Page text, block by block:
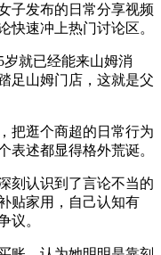
子发布的日常分享视频
快速冲上热门讨论区。
就已经能来山姆消
足山姆门店，这就是父
把逛个商超的日常行为
表述都显得格外荒诞。
刻认识到了言论不当的
贴家用，自己认知有
议。